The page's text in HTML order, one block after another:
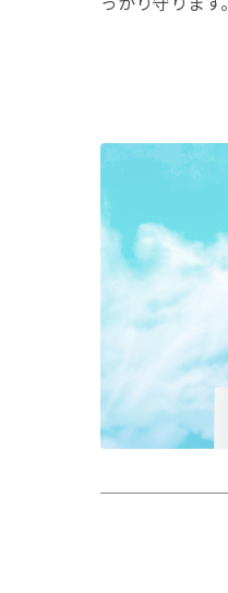
っかり守ります。